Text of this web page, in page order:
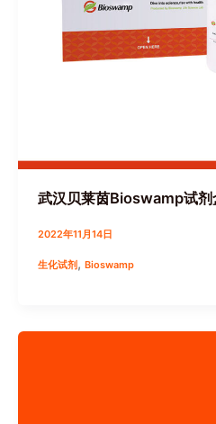
武汉贝莱茵Bioswamp试剂
2022年11月14日
生化试剂, Bioswamp